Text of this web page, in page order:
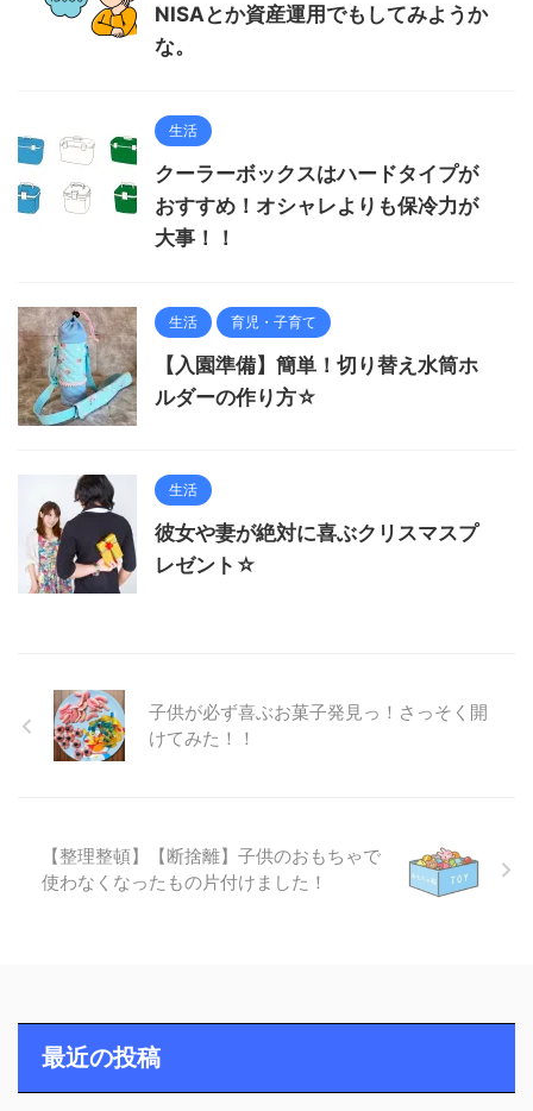
NISAとか資産運用でもしてみようか
な。
生活
クーラーボックスはハードタイプが
おすすめ！オシャレよりも保冷力が
大事！！
生活 育児・子育て
【入園準備】簡単！切り替え水筒ホ
ルダーの作り方☆
生活
彼女や妻が絶対に喜ぶクリスマスプ
レゼント☆
子供が必ず喜ぶお菓子発見っ！さっそく開
けてみた！！
【整理整頓】【断捨離】子供のおもちゃで
使わなくなったもの片付けました！
最近の投稿